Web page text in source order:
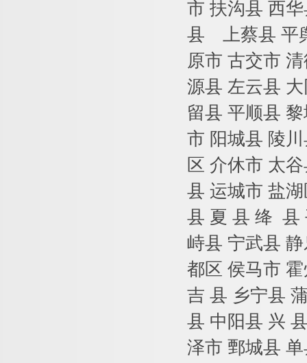
市 扶沟县 西
县 上蔡县 平
原市 古交市
源县 左云县
留县 平顺县
市 阳城县 陵
区 介休市 太
县 运城市 盐
县 夏 县 绛 县
峙县 宁武县
都区 侯马市
吉 县 乡宁县
县 中阳县 兴
泽市 鄄城县